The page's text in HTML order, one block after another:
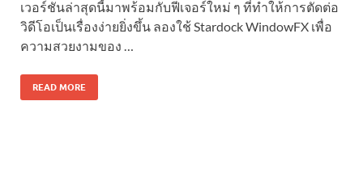
เวอร์ชันล่าสุดนี้มาพร้อมกับฟีเจอร์ใหม่ ๆ ที่ทำให้การตัดต่อ
วิดีโอเป็นเรื่องง่ายยิ่งขึ้น ลองใช้ Stardock WindowFX เพื่อ
ความสวยงามของ …
READ MORE